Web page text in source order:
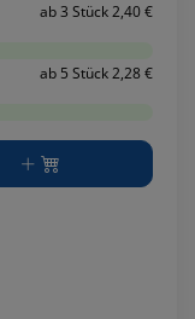
ab 3 Stück 2,40 €
ab 5 Stück 2,28 €